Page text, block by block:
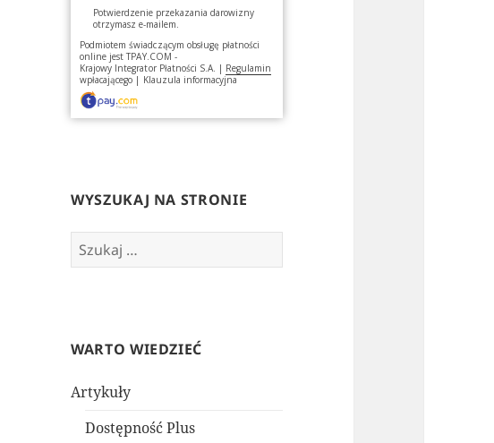
Potwierdzenie przekazania darowizny
otrzymasz e-mailem.
Podmiotem świadczącym obsługę płatności
online jestTPAY.COM -
Krajowy Integrator Płatności S.A. | Regulamin
wpłacającego | Klauzula informacyjna
WYSZUKAJ NA STRONIE
Szukaj:
WARTO WIEDZIEĆ
Artykuły
Dostępność Plus